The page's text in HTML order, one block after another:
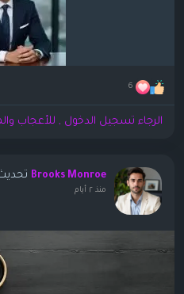
6
الرجاء تسجيل الدخول , للأعجاب
Brooks Monroe
منذ ٢ أيام